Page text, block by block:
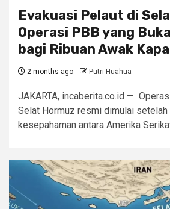
Evakuasi Pelaut di
Operasi PBB yang
bagi Ribuan Awak
2 months ago Putri Huahua
JAKARTA, incaberita.co.id —
Selat Hormuz resmi dimulai setelah
kesepahaman antara Amerika